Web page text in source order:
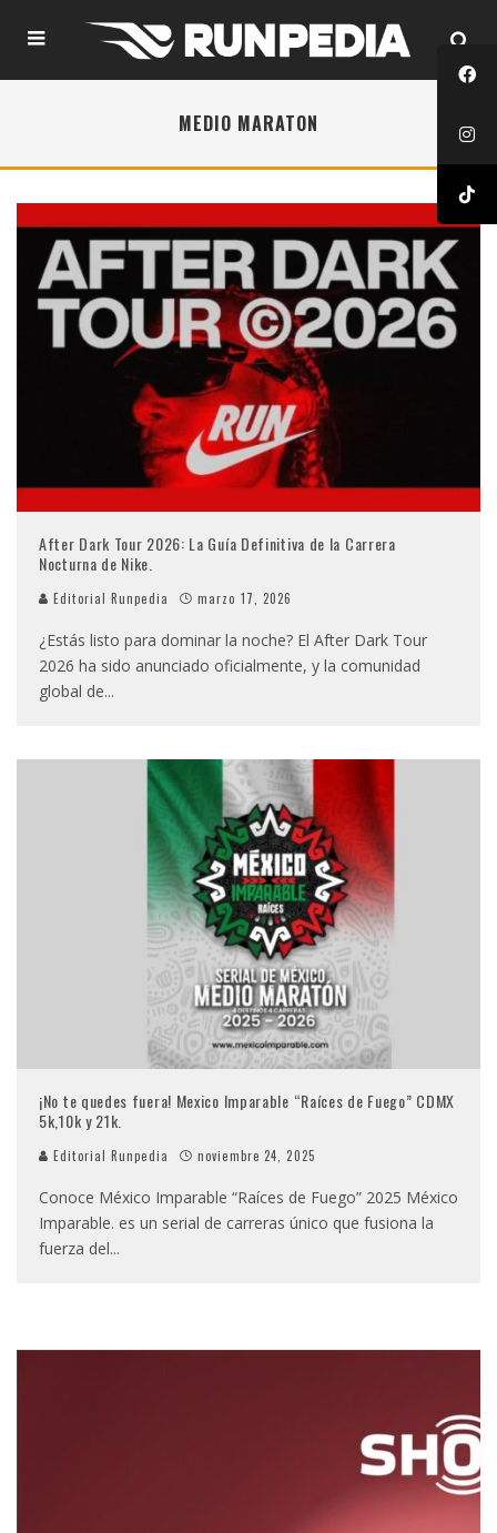
MEDIO MARATON
After Dark Tour 2026: La Guía Definitiva de la Carrera
Nocturna de Nike.
Editorial Runpedia marzo 17, 2026
¿Estás listo para dominar la noche? El After Dark Tour
2026 ha sido anunciado oficialmente, y la comunidad
global de...
¡No te quedes fuera! Mexico Imparable “Raíces de Fuego” CDMX
5k,10k y 21k.
Editorial Runpedia noviembre 24, 2025
Conoce México Imparable “Raíces de Fuego” 2025 México
Imparable. es un serial de carreras único que fusiona la
fuerza del...